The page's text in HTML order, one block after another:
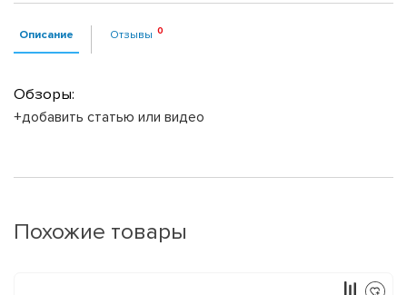
Описание Отзывы
Обзоры:
+добавить статью или видео
Похожие товары